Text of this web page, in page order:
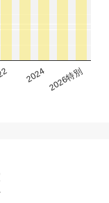
2024 2026特別